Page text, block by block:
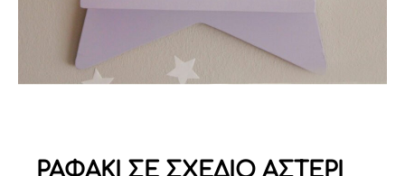
ΡΑΦΑΚΙ ΣΕ ΣΧΕΔΙΟ ΑΣΤΕΡΙ